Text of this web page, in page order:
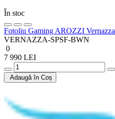
În stoc
Fotoliu Gaming AROZZI Vernazza
VERNAZZA-SPSF-BWN
0
7 990 LEI
Adaugă în Coș